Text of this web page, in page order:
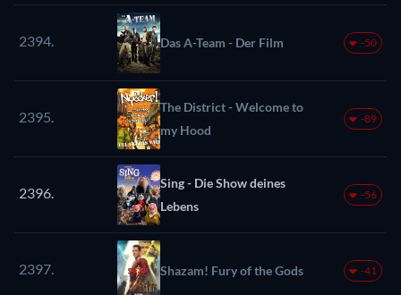
2394. Das A-Team - Der Film -50
2395.
The District - Welcome to
my Hood
-89
2396.
Sing - Die Show deines
Lebens
-56
2397. Shazam! Fury of the Gods -41